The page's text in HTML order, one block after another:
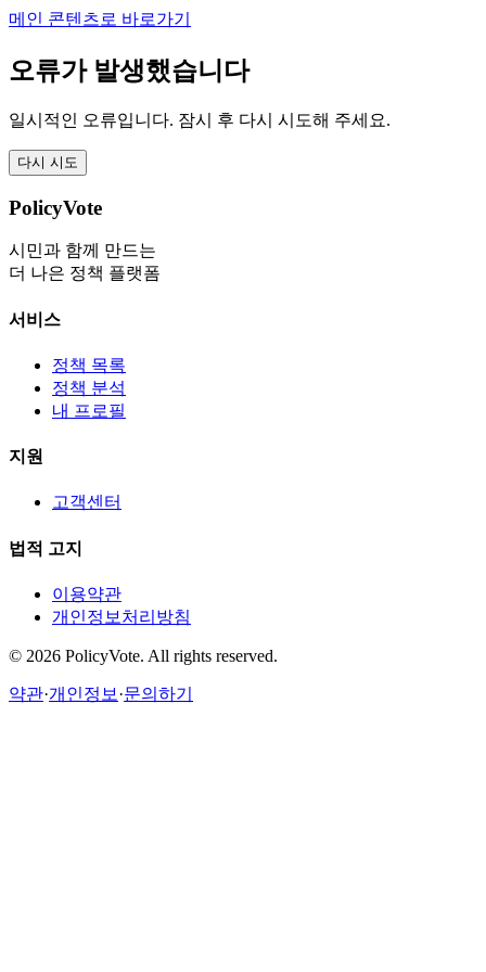
메인 콘텐츠로 바로가기
오류가 발생했습니다
일시적인 오류입니다. 잠시 후 다시 시도해 주세요.
다시 시도
PolicyVote
시민과 함께 만드는
더 나은 정책 플랫폼
서비스
정책 목록
정책 분석
내 프로필
지원
고객센터
법적 고지
이용약관
개인정보처리방침
© 2026 PolicyVote. All rights reserved.
약관·개인정보 ·문의하기